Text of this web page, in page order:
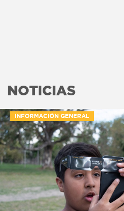
NOTICIAS
INFORMACIÓN GENERAL